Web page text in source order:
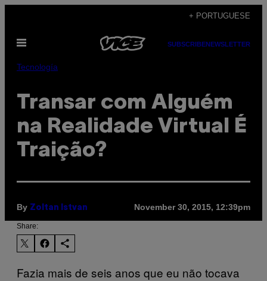
content
+ PORTUGUESE
Open
SUBSCRIBENEWSLETTER
Tecnología
Transar com Alguém
na Realidade Virtual É
Traição?
By Zoltan Istvan November 30, 2015, 12:39pm
Share:
Fazia mais de seis anos que eu não tocava